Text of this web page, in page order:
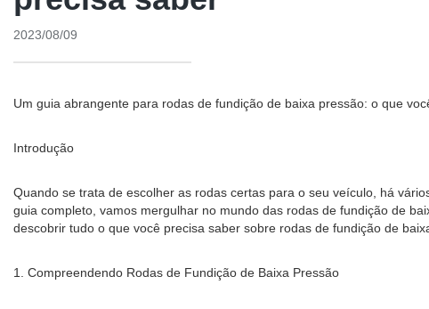
2023/08/09
Um guia abrangente para rodas de fundição de baixa pressão: o que
Introdução
Quando se trata de escolher as rodas certas para o seu veículo, há
guia completo, vamos mergulhar no mundo das rodas de fundição de
descobrir tudo o que você precisa saber sobre rodas de fundição de
1. Compreendendo Rodas de Fundição de Baixa Pressão